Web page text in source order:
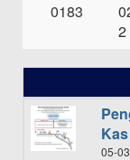
0183
2
05-